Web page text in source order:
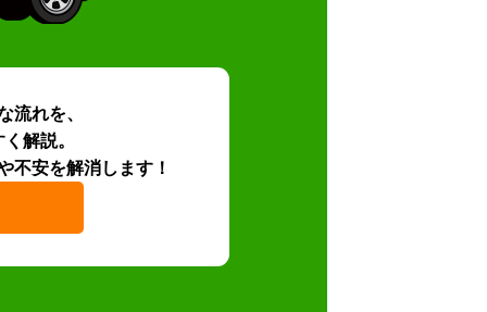
流れを、
解説。
不安を解消します！